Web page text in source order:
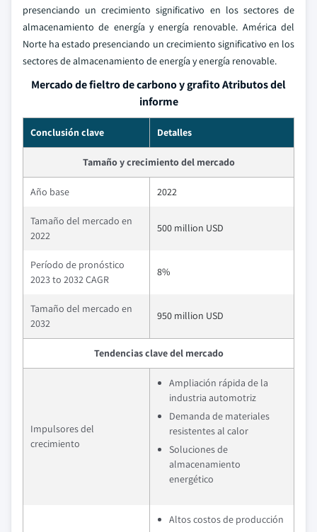
presenciando un crecimiento significativo en los sectores de
almacenamiento de energía y energía renovable. América del
Norte ha estado presenciando un crecimiento significativo en los
sectores de almacenamiento de energía y energía renovable.
Mercado de fieltro de carbono y grafito Atributos del
informe
Conclusión clave Detalles
Tamaño y crecimiento del mercado
Año base 2022
Tamaño del mercado en
2022
500 million USD
Período de pronóstico
2023 to 2032 CAGR
8%
Tamaño del mercado en
2032
950 million USD
Tendencias clave del mercado
Impulsores del
crecimiento
Ampliación rápida de la
industria automotriz
Demanda de materiales
resistentes al calor
Soluciones de
almacenamiento
energético
Altos costos de producción